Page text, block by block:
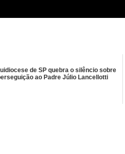
de SP quebra o silêncio sobre
ao Padre Júlio Lancellotti